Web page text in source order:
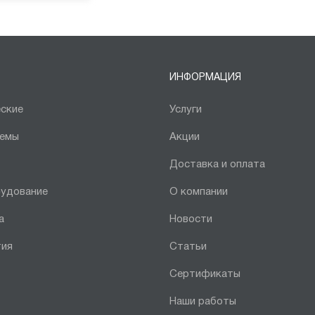
ИНФОРМАЦИЯ
Услуги
Акции
Доставка и оплата
О компании
Новости
Статьи
Сертификаты
Наши работы